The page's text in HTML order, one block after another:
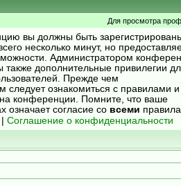
Для просмотра
вы должны быть
несколько минут, но
Администратором
также дополнительные привилегии
Прежде чем
следует ознакомиться с правилами и
конференции. Помните, что ваше
означает согласие со всеми
Соглашение о конфиденциальности